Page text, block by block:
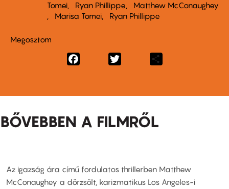
Tomei
Ryan Phillippe
Matthew McConaughey
Marisa Tomei
Ryan Phillippe
Megosztom
Facebook
BŐVEBBEN A FILMRŐL
Az igazság ára című fordulatos thrillerben Matthew
McConaughey a dörzsölt, karizmatikus Los Angeles-i